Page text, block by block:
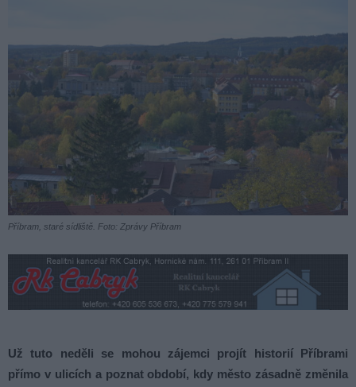
Příbram, staré sídliště. Foto: Zprávy Příbram
Už tuto neděli se mohou zájemci projít historií Příbrami
přímo v ulicích a poznat období, kdy město zásadně změnila